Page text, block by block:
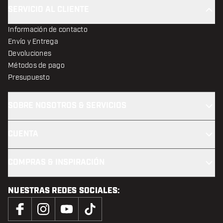
Información de contacto
Envío y Entrega
Devoluciones
Métodos de pago
Presupuesto
NUESTRAS REDES SOCIALES: